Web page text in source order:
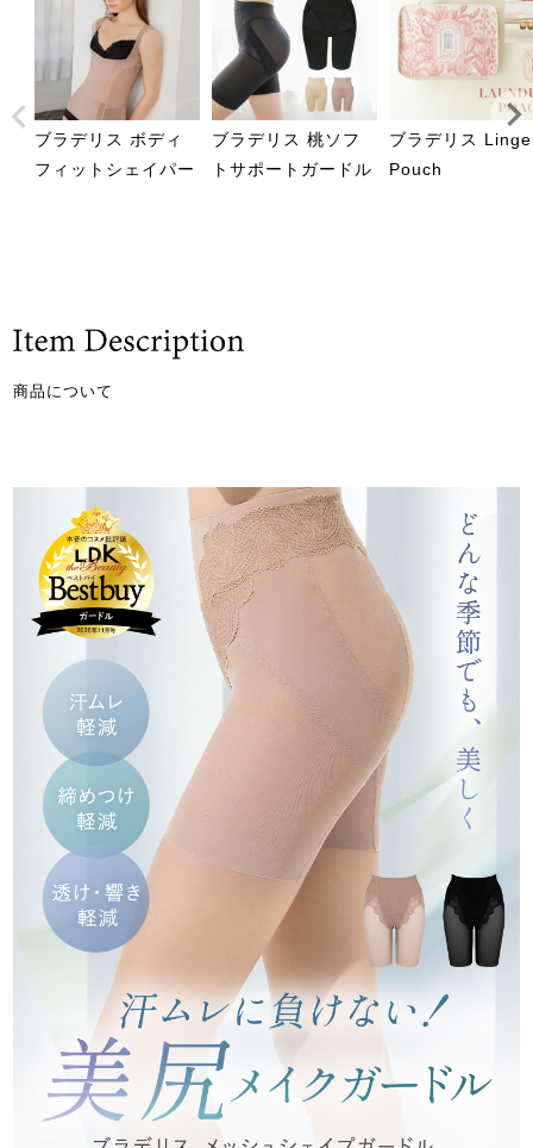
ブラデリス ボディ
フィットシェイパー
ブラデリス 桃ソフ
トサポートガードル
ブラデリス
Pouch
商品について